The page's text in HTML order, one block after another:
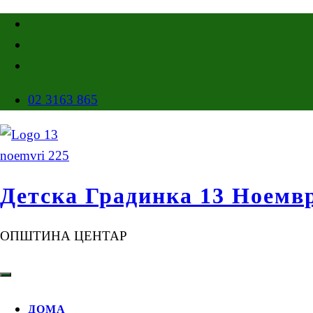
02 3163 865
Детска Градинка 13
ОПШТИНА ЦЕНТАР
ДОМА